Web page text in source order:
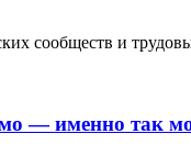
сообществ и
— именно так